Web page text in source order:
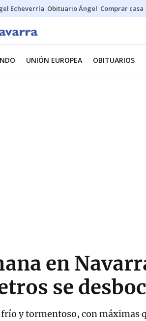
Echeverría Obituario Ángel Comprar casa
UNIÓN EUROPEA OBITUARIOS
en
se
y tormentoso, con máximas